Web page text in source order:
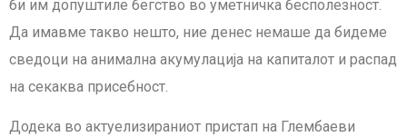
би им допуштиле бегство во уметничка бесполезност.
Да имавме такво нешто, ние денес немаше да бидеме
сведоци на анимална акумулација на капиталот и распад
на секаква присебност.
Додека во актуелизираниот пристап на Глембаеви